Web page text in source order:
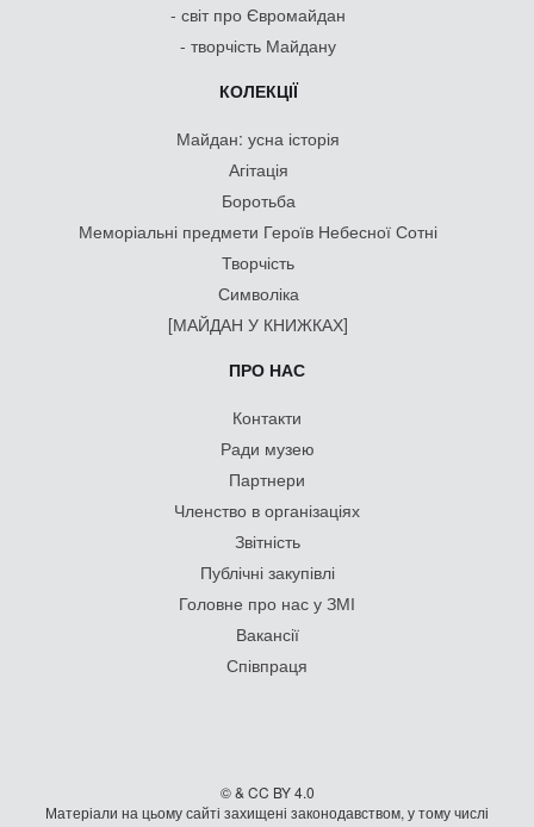
- світ про Євромайдан
- творчість Майдану
КОЛЕКЦІЇ
Майдан: усна історія
Агітація
Боротьба
Меморіальні предмети Героїв Небесної Сотні
Творчість
Символіка
[МАЙДАН У КНИЖКАХ]
ПРО НАС
Контакти
Ради музею
Партнери
Членство в організаціях
Звітність
Публічні закупівлі
Головне про нас у ЗМІ
Вакансії
Співпраця
© & CC BY 4.0
Матеріали на цьому сайті захищені законодавством, у тому числі